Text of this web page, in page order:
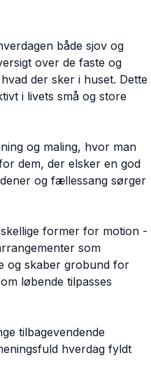
både sjov og
over de faste og
der sker i huset. Dette
i livets små og store
og maling, hvor man
dem, der elsker en god
og fællessang sørger
former for motion -
som
og skaber grobund for
løbende tilpasses
tilbagevendende
hverdag fyldt